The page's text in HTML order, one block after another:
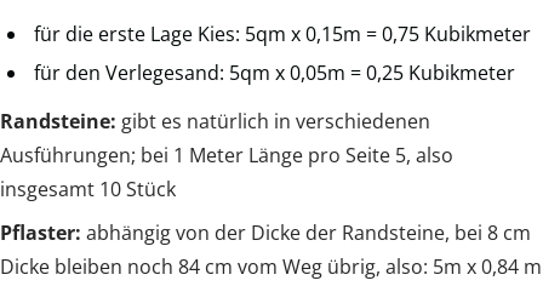
für die erste Lage Kies: 5qm x 0,15m = 0,75 Kubikmeter
für den Verlegesand: 5qm x 0,05m = 0,25 Kubikmeter
Randsteine: gibt es natürlich in verschiedenen
Ausführungen; bei 1 Meter Länge pro Seite 5, also
insgesamt 10 Stück
Pflaster: abhängig von der Dicke der Randsteine, bei 8 cm
Dicke bleiben noch 84 cm vom Weg übrig, also: 5m x 0,84 m